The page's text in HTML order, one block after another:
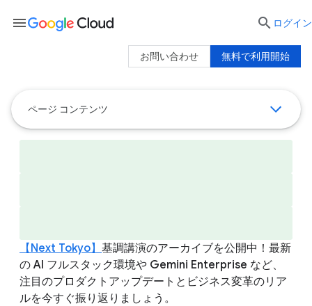
ページ コンテンツ
【Next Tokyo】 基調講演のアーカイブを公開中！最新
の AI フルスタック環境や Gemini Enterprise など、
注目のプロダクトアップデートとビジネス変革のリア
ルを今すぐ振り返りましょう。
menu  ログイン
無料で利用開始
お問い合わせ